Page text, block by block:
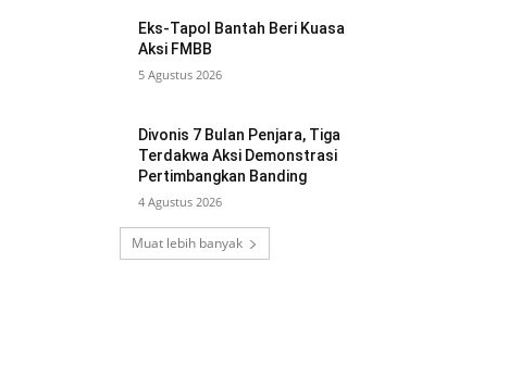
Eks-Tapol Bantah Beri Kuasa
Aksi FMBB
5 Agustus 2026
Divonis 7 Bulan Penjara, Tiga
Terdakwa Aksi Demonstrasi
Pertimbangkan Banding
4 Agustus 2026
Muat lebih banyak